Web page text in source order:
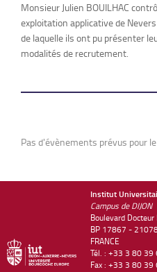
Monsieur Julien BOUILHAC
exploitation applicative de
de laquelle ils ont pu présenter
modalités de recrutement.
Pas d'évènements prévus pour
Institut
Campus de DIJON
Boulevard
BP 17867 -
FRANCE
Tél. : +33 3 80 39
Fax : +33 3 80 39